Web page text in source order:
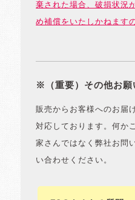
棄された場合、破損状況
め補償をいたしかねます
※（重要）その他お願
販売からお客様へのお届
対応しております。何か
家さんではなく弊社お問
い合わせください。